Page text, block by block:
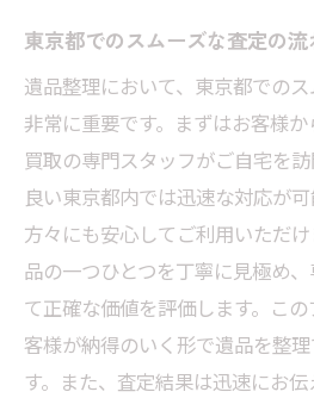
東京都でのスムーズな査定の流
遺品整理において、東京都での
非常に重要です。まずはお客様
買取の専門スタッフがご自宅を
良い東京都内では迅速な対応が
方々にも安心してご利用いただ
品の一つひとつを丁寧に見極め
て正確な価値を評価します。こ
客様が納得のいく形で遺品を整
す。また、査定結果は迅速にお